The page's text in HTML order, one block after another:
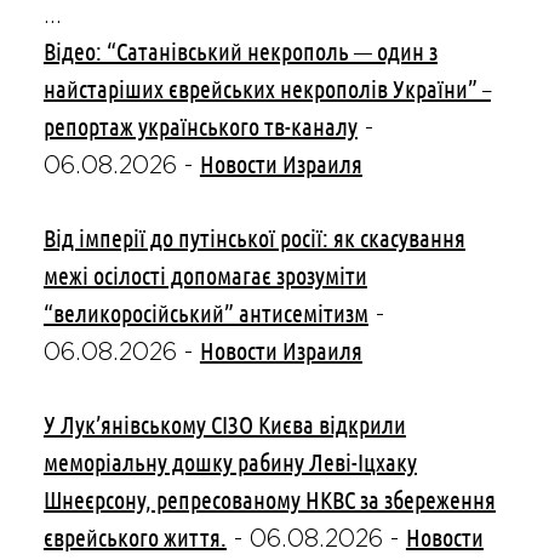
…
Відео: “Сатанівський некрополь — один з
найстаріших єврейських некрополів України” –
репортаж українського тв-каналу-
06.08.2026 - Новости Израиля
Від імперії до путінської росії: як скасування
межі осілості допомагає зрозуміти
“великоросійський” антисемітизм -
06.08.2026 - Новости Израиля
У Лук’янівському СІЗО Києва відкрили
меморіальну дошку рабину Леві-Іцхаку
Шнеєрсону, репресованому НКВС за збереження
єврейського життя. - 06.08.2026 - Новости